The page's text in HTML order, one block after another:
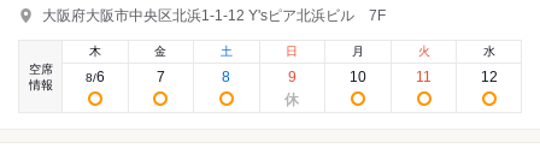
大阪府大阪市中央区北浜1-1-12 Y'sピア北浜ビル 7F
空席
情報
木
8/6
金
7
土
8
日
9
月
10
火
11
水
12